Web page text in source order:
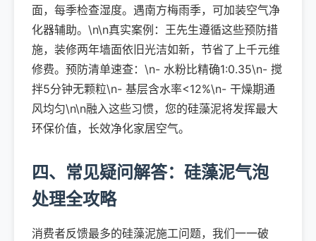
面，每季检查湿度。遇南方梅雨季，可加装空气净
化器辅助。\n\n真实案例：王先生遵循这些预防措
施，装修两年墙面依旧光洁如新，节省了上千元维
修费。预防清单速查：\n- 水粉比精确1:0.35\n- 搅
拌5分钟无颗粒\n- 基层含水率<12%\n- 干燥期通
风均匀\n\n融入这些习惯，您的硅藻泥将发挥最大
环保价值，长效净化家居空气。
四、常见疑问解答：硅藻泥气泡
处理全攻略
消费者反馈最多的硅藻泥施工问题，我们一一破